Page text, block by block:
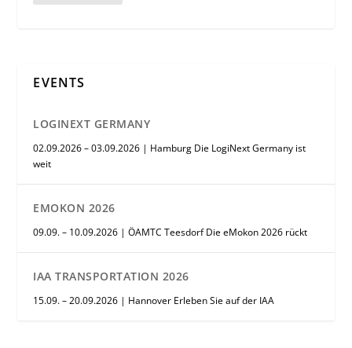
EVENTS
LOGINEXT GERMANY
02.09.2026 – 03.09.2026 | Hamburg Die LogiNext Germany ist
weit
EMOKON 2026
09.09. – 10.09.2026 | ÖAMTC Teesdorf Die eMokon 2026 rückt
IAA TRANSPORTATION 2026
15.09. – 20.09.2026 | Hannover Erleben Sie auf der IAA